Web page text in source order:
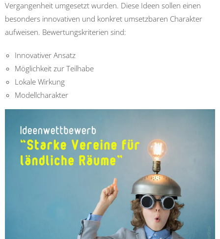
Vergangenheit umgesetzt wurden. Diese Ideen sollen einen
besonders innovativen und konkret umsetzbaren Charakter
aufweisen. Bewertungskriterien sind:
Innovativer Ansatz
Möglichkeit zur Teilhabe
Lokale Wirkung
Modellcharakter